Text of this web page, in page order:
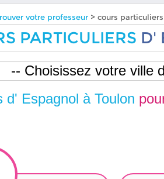
votre professeur > cours
PARTICULIERS D'
d' Espagnol à Toulon